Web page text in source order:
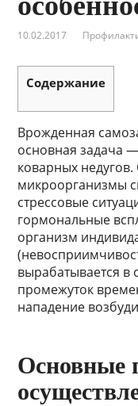
10.02.2017
Содержание
Врожденная
основная задача
коварных
микроорганизмы
стрессовые
гормональные
организм
вырабатывается
промежуток
нападение
Основные